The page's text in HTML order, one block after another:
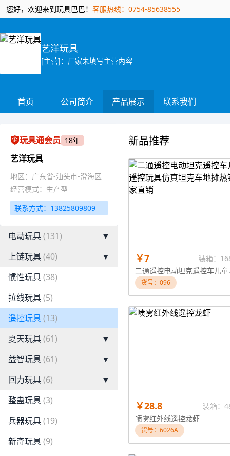
您好，欢迎来到玩具巴巴！ 客服热线：0754-85638555
艺洋玩具
[主营]：厂家未填写主营内容
首页 公司简介 产品展示 联系我们
玩具通会员 18年
艺洋玩具
地区：广东省-汕头市-澄海区
经营模式：生产型
联系方式：13825809809
电动玩具(131)
▼
上链玩具(40)
▼
惯性玩具(38)
拉线玩具(5)
遥控玩具(13)
夏天玩具(61)
▼
益智玩具(61)
▼
回力玩具(6)
▼
整蛊玩具(3)
兵器玩具(19)
新奇玩具(9)
新品推荐
￥7
装箱：
二通遥控
货号：096
￥28.8
装箱：
喷雾红外线遥控龙虾
货号：6026A